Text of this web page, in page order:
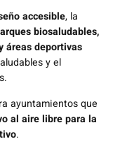
accesible, la
biosaludables,
áreas deportivas
y el
ayuntamientos que
al aire libre para la
.